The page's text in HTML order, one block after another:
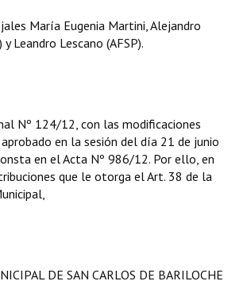
María Eugenia Martini, Alejandro
Leandro Lescano (AFSP).
Nº 124/12, con las modificaciones
en la sesión del día 21 de junio
en el Acta Nº 986/12. Por ello, en
que le otorga el Art. 38 de la
DE SAN CARLOS DE BARILOCHE